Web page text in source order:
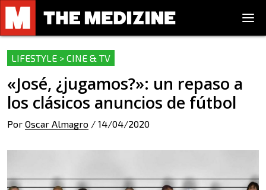
LIFESTYLE > CINE & TV
«José, ¿jugamos?»: un repaso a
los clásicos anuncios de fútbol
Por Oscar Almagro / 14/04/2020